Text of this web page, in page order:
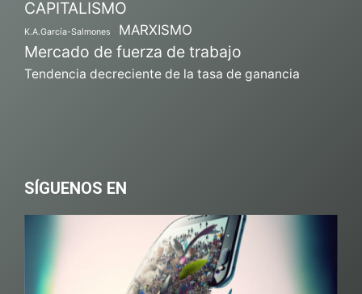
CAPITALISMO
K.A.García-Salmones MARXISMO
Mercado de fuerza de trabajo
Tendencia decreciente de la tasa de ganancia
SÍGUENOS EN